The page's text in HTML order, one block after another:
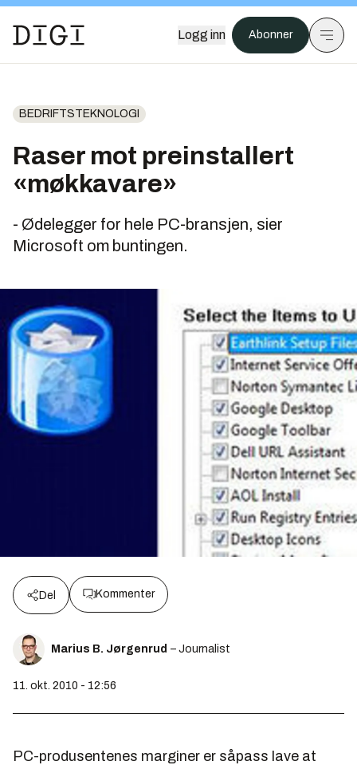
Logg inn Abonner
BEDRIFTSTEKNOLOGI
Raser mot preinstallert
«møkkavare»
- Ødelegger for hele PC-bransjen, sier
Microsoft om buntingen.
Del Kommenter
Marius B. Jørgenrud – Journalist
11. okt. 2010 - 12:56
PC-produsentenes marginer er såpass lave at